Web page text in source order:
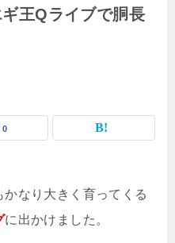
王Qライブで胴長
0
かなり大きく育ってくる
に出かけました。